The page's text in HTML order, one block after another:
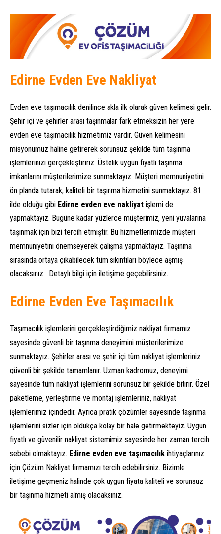
Edirne Evden Eve Nakliyat
Evden eve taşımacılık denilince akla ilk olarak güven kelimesi gelir.
Şehir içi ve şehirler arası taşınmalar fark etmeksizin her yere
evden eve taşımacılık hizmetimiz vardır. Güven kelimesini
misyonumuz haline getirerek sorunsuz şekilde tüm taşınma
işlemlerinizi gerçekleştiririz. Üstelik uygun fiyatlı taşınma
imkanlarını müşterilerimize sunmaktayız. Müşteri memnuniyetini
ön planda tutarak, kaliteli bir taşınma hizmetini sunmaktayız. 81
ilde olduğu gibi Edirne evden eve nakliyat işlemi de
yapmaktayız. Bugüne kadar yüzlerce müşterimiz, yeni yuvalarına
taşınmak için bizi tercih etmiştir. Bu hizmetlerimizde müşteri
memnuniyetini önemseyerek çalışma yapmaktayız. Taşınma
sırasında ortaya çıkabilecek tüm sıkıntıları böylece aşmış
olacaksınız. Detaylı bilgi için iletişime geçebilirsiniz.
Edirne Evden Eve Taşımacılık
Taşımacılık işlemlerini gerçekleştirdiğimiz nakliyat firmamız
sayesinde güvenli bir taşınma deneyimini müşterilerimize
sunmaktayız. Şehirler arası ve şehir içi tüm nakliyat işlemleriniz
güvenli bir şekilde tamamlanır. Uzman kadromuz, deneyimi
sayesinde tüm nakliyat işlemlerini sorunsuz bir şekilde bitirir. Özel
paketleme, yerleştirme ve montaj işlemleriniz, nakliyat
işlemlerimiz içindedir. Ayrıca pratik çözümler sayesinde taşınma
işlemlerini sizler için oldukça kolay bir hale getirmekteyiz. Uygun
fiyatlı ve güvenilir nakliyat sistemimiz sayesinde her zaman tercih
sebebi olmaktayız. Edirne evden eve taşımacılık ihtiyaçlarınız
için Çözüm Nakliyat firmamızı tercih edebilirsiniz. Bizimle
iletişime geçmeniz halinde çok uygun fiyata kaliteli ve sorunsuz
bir taşınma hizmeti almış olacaksınız.